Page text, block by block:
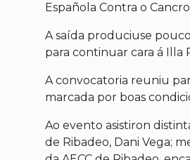
Española Contra o
A saída produciuse
para continuar cara á Illa
A convocatoria reuniu
marcada por boas
Ao evento asistiron
de Ribadeo, Dani Vega;